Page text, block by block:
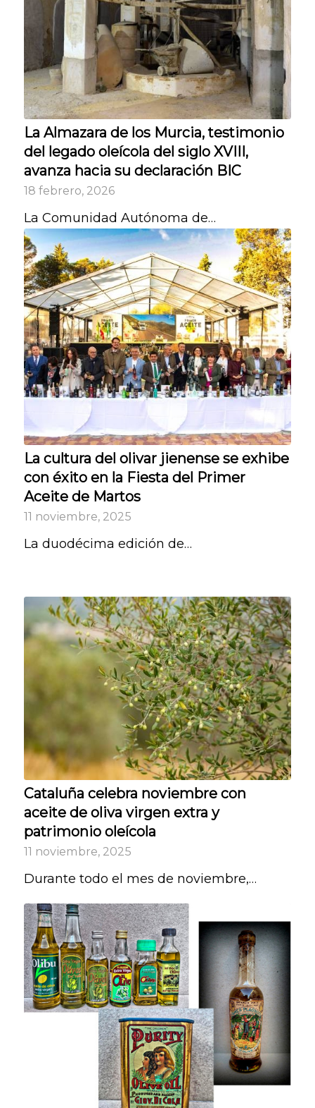
La Almazara de los Murcia, testimonio
del legado oleícola del siglo XVIII,
avanza hacia su declaración BIC
18 febrero, 2026
La Comunidad Autónoma de…
La cultura del olivar jienense se exhibe
con éxito en la Fiesta del Primer
Aceite de Martos
11 noviembre, 2025
La duodécima edición de…
Cataluña celebra noviembre con
aceite de oliva virgen extra y
patrimonio oleícola
11 noviembre, 2025
Durante todo el mes de noviembre,…